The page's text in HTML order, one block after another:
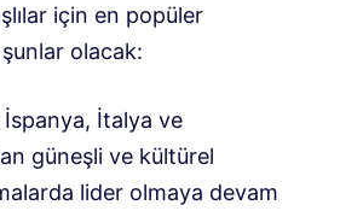
için en popüler
olacak:
İspanya, İtalya ve
güneşli ve kültürel
lider olmaya devam